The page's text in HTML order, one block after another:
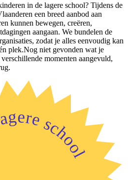
in de lagere school? Tijdens de
een breed aanbod aan
kunnen bewegen, creëren,
aangaan. We bundelen de
zodat je alles eenvoudig kan
plek.Nog niet gevonden wat je
momenten aangevuld,
school